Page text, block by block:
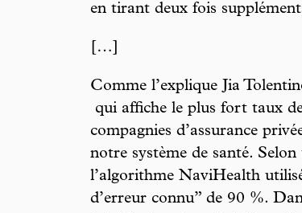
en tirant deux fois
[…]
Comme l’explique Jia
qui affiche le plus fort taux
compagnies d’assurance
notre système de santé.
l’algorithme NaviHealth
d’erreur connu” de 90 %.